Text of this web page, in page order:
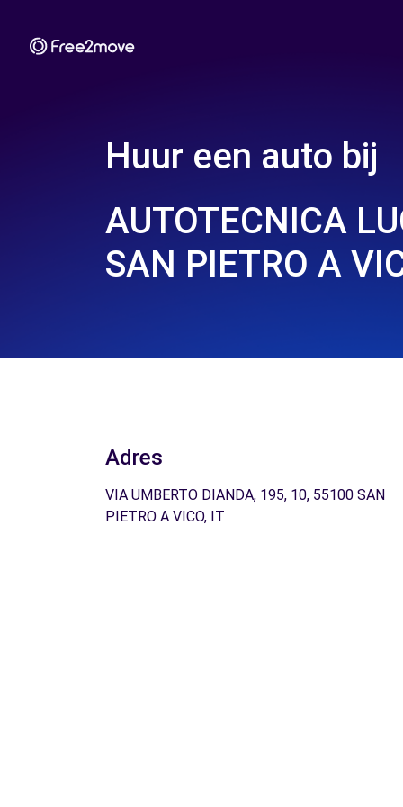
Huur een auto bij
AUTOTECNICA
SAN PIETRO A
Adres
VIA UMBERTO DIANDA, 195, 10, 55100 SAN
PIETRO A VICO, IT